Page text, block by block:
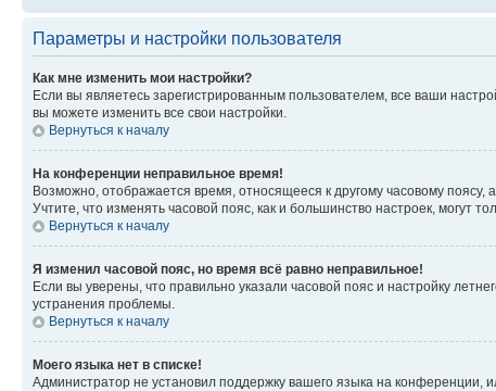
Параметры и настройки пользователя
Как мне изменить мои настройки?
Если вы являетесь зарегистрированным пользователем, все ваши
вы можете изменить все свои настройки.
Вернуться к началу
На конференции неправильное время!
Возможно, отображается время, относящееся к другому часовому поясу,
Учтите, что изменять часовой пояс, как и большинство настроек, могут
Вернуться к началу
Я изменил часовой пояс, но время всё равно неправильное!
Если вы уверены, что правильно указали часовой пояс и настройку
устранения проблемы.
Вернуться к началу
Моего языка нет в списке!
Администратор не установил поддержку вашего языка на конференции,